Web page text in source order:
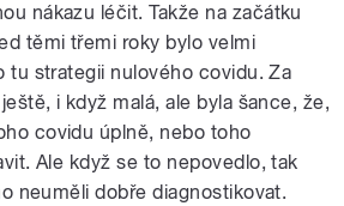
nákazu léčit. Takže na začátku
těmi třemi roky bylo velmi
tu strategii nulového covidu. Za
i když malá, ale byla šance, že,
covidu úplně, nebo toho
Ale když se to nepovedlo, tak
neuměli dobře diagnostikovat.